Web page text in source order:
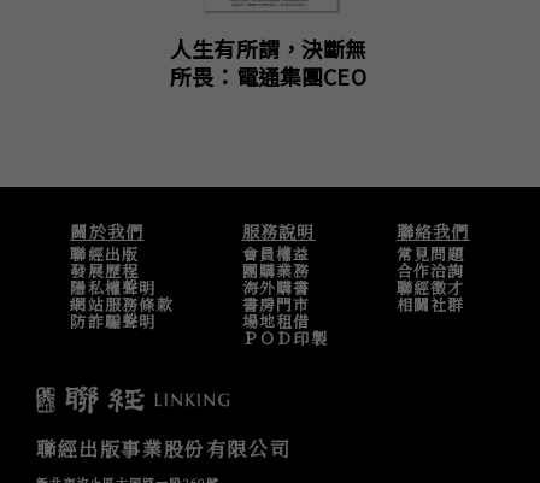
人生有所謂，決斷無
所畏：電通集團CEO
力」引導式筆記）
關於我們
聯經出版
發展歷程
隱私權聲明
網站服務條款
防詐騙聲明
服務說明
會員權益
團購業務
海外購書
書房門市
場地租借
ＰＯＤ印製
聯絡我們
常見問題
合作洽詢
聯經徵才
相關社群
聯經出版事業股份有限公司